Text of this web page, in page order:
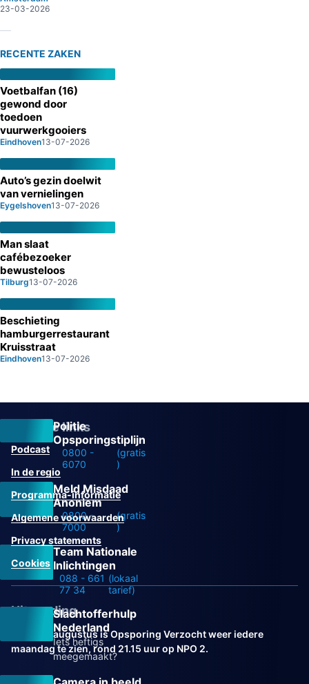
23-03-2026
RECENTE ZAKEN
Voetbalfan (16)
gewond door
toedoen
vuurwerkgooiers
Eindhoven13-07-2026
Auto’s gezin doelwit
van vernielingen
Eygelshoven13-07-2026
Man slaat
cafébezoeker
bewusteloos
Tilburg13-07-2026
Beschieting
hamburgerrestaurant
Kruisstraat
Eindhoven13-07-2026
Politie
Opsporingstiplijn
0800 -
6070
(gratis
)
Meld Misdaad
Anoniem
0800 -
7000
(gratis
)
Team Nationale
Inlichtingen
088 - 661
77 34
(lokaal
tarief)
Slachtofferhulp
Nederland
Iets heftigs
meegemaakt?
Overige links
Podcast
In de regio
Programma-informatie
Algemene voorwaarden
Privacy statements
Cookies
Uitzending
Vanaf 31 augustus is Opsporing Verzocht weer iedere
maandag te zien, rond 21.15 uur op NPO 2.